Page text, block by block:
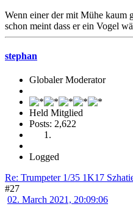
Wenn einer der mit Mühe kaum
schon meint dass er ein Vogel
stephan
Globaler Moderator
Held Mitglied
Posts: 2,622
Logged
Re: Trumpeter 1/35 1K17
#27
02. March 2021, 20:09:06